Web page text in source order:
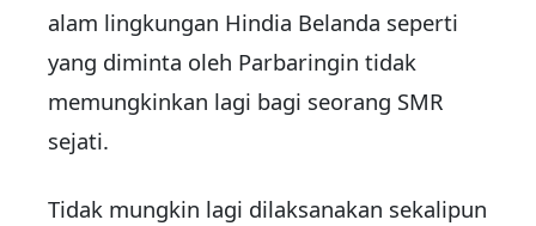
alam lingkungan Hindia Belanda seperti
yang diminta oleh Parbaringin tidak
memungkinkan lagi bagi seorang SMR
sejati.
Tidak mungkin lagi dilaksanakan sekalipun